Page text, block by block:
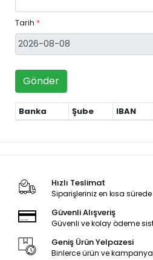
Tarih *
Gönder
Banka Şube IBAN
Hızlı Teslimat
Siparişleriniz en kısa sürede
Güvenli Alışveriş
Güvenli ve kolay ödeme
Geniş Ürün Yelpazesi
Binlerce ürün ve